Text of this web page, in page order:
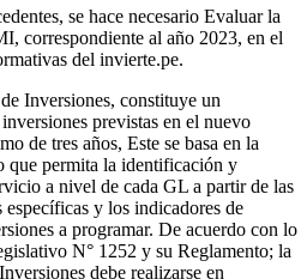
se hace necesario Evaluar la
correspondiente al año 2023, en el
del invierte.pe.
Inversiones, constituye un
previstas en el nuevo
de tres años, Este se basa en la
que permita la identificación y
a nivel de cada GL a partir de las
específicas y los indicadores de
a programar. De acuerdo con lo
N° 1252 y su Reglamento; la
debe realizarse en